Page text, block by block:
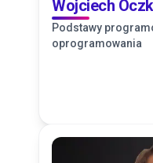
Wojciech
Podstawy
oprogramowania